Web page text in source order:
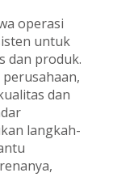
operasi
untuk
dan produk.
dan
langkah-